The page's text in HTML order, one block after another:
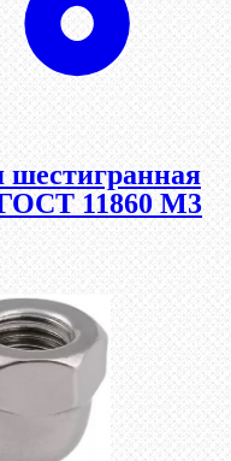
шестигранная
11860 М3